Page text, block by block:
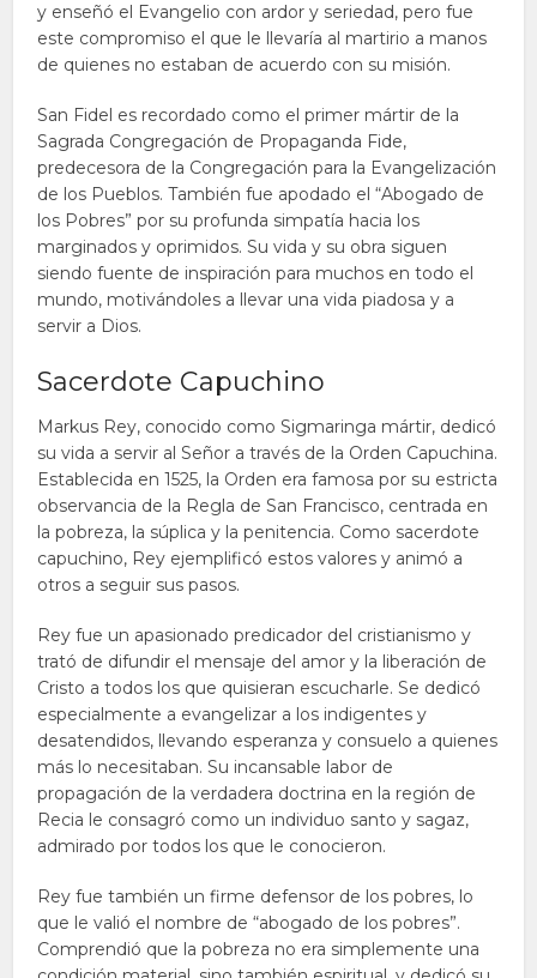
y enseñó el Evangelio con ardor y seriedad, pero fue
este compromiso el que le llevaría al martirio a manos
de quienes no estaban de acuerdo con su misión.
San Fidel es recordado como el primer mártir de la
Sagrada Congregación de Propaganda Fide,
predecesora de la Congregación para la Evangelización
de los Pueblos. También fue apodado el “Abogado de
los Pobres” por su profunda simpatía hacia los
marginados y oprimidos. Su vida y su obra siguen
siendo fuente de inspiración para muchos en todo el
mundo, motivándoles a llevar una vida piadosa y a
servir a Dios.
Sacerdote Capuchino
Markus Rey, conocido como Sigmaringa mártir, dedicó
su vida a servir al Señor a través de la Orden Capuchina.
Establecida en 1525, la Orden era famosa por su estricta
observancia de la Regla de San Francisco, centrada en
la pobreza, la súplica y la penitencia. Como sacerdote
capuchino, Rey ejemplificó estos valores y animó a
otros a seguir sus pasos.
Rey fue un apasionado predicador del cristianismo y
trató de difundir el mensaje del amor y la liberación de
Cristo a todos los que quisieran escucharle. Se dedicó
especialmente a evangelizar a los indigentes y
desatendidos, llevando esperanza y consuelo a quienes
más lo necesitaban. Su incansable labor de
propagación de la verdadera doctrina en la región de
Recia le consagró como un individuo santo y sagaz,
admirado por todos los que le conocieron.
Rey fue también un firme defensor de los pobres, lo
que le valió el nombre de “abogado de los pobres”.
Comprendió que la pobreza no era simplemente una